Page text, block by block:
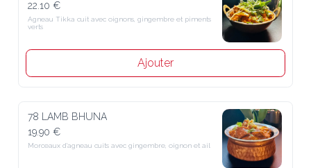
22.10 €
Agneau Tikka cuit avec oignons, gingembre et piments verts
Ajouter
78 LAMB BHUNA
19.90 €
Morceaux d’agneau cuits avec gingembre, oignon et ail